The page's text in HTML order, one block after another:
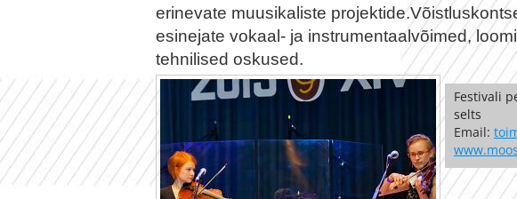
erinevate muusikaliste
esinejate vokaal- ja instrumentaalvõimed,
tehnilised oskused.
Festivali
selts
Email: